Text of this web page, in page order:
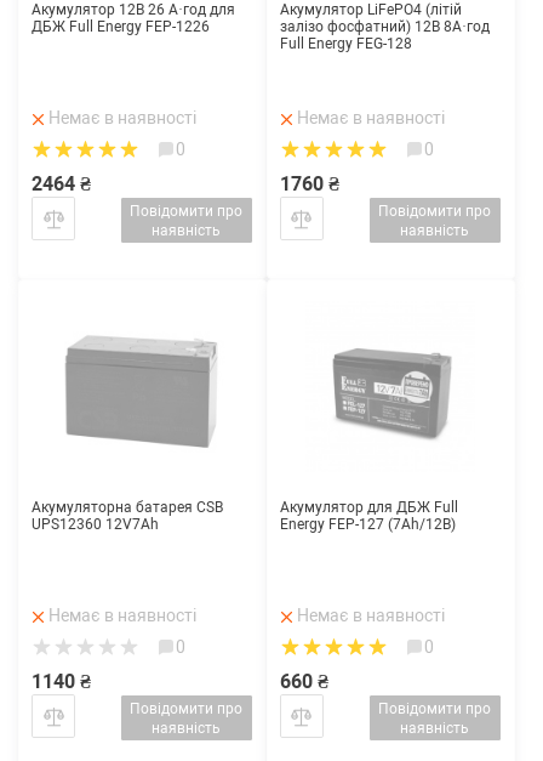
Акумулятор 12В 26 А·год для
ДБЖ Full Energy FEP-1226
Немає в наявності
0
2464 ₴
Повідомити про
наявність
Акумулятор LiFePO4 (літій
залізо фосфатний) 12В 8А·год
Full Energy FEG-128
Немає в наявності
0
1760 ₴
Повідомити про
наявність
Акумуляторна батарея CSB
UPS12360 12V7Ah
Немає в наявності
0
1140 ₴
Повідомити про
наявність
Акумулятор для ДБЖ Full
Energy FEP-127 (7Ah/12В)
Немає в наявності
0
660 ₴
Повідомити про
наявність